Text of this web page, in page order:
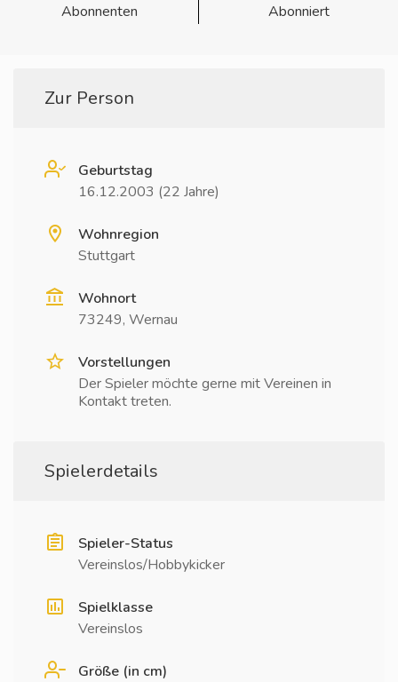
Abonnenten
Abonniert
Zur Person
Geburtstag
16.12.2003 (22 Jahre)
Wohnregion
Stuttgart
Wohnort
73249, Wernau
Vorstellungen
Der Spieler möchte gerne mit Vereinen in
Kontakt treten.
Spielerdetails
Spieler-Status
Vereinslos/Hobbykicker
Spielklasse
Vereinslos
Größe (in cm)